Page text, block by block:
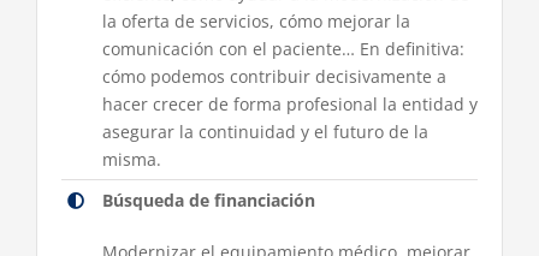
la oferta de servicios, cómo mejorar la
comunicación con el paciente… En definitiva:
cómo podemos contribuir decisivamente a
hacer crecer de forma profesional la entidad y
asegurar la continuidad y el futuro de la
misma.
Búsqueda de financiación